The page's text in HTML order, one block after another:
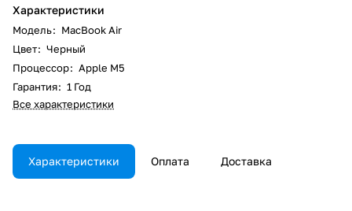
Характеристики
Модель: MacBook Air
Цвет: Черный
Процессор: Apple M5
Гарантия: 1 Год
Все характеристики
Характеристики Оплата Доставка